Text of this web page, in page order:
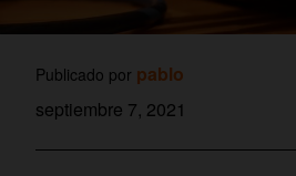
Publicado por pablo
septiembre 7, 2021